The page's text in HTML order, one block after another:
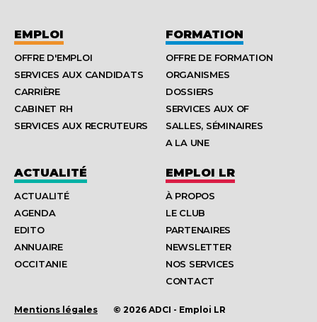
EMPLOI
OFFRE D'EMPLOI
SERVICES AUX CANDIDATS
CARRIÈRE
CABINET RH
SERVICES AUX RECRUTEURS
FORMATION
OFFRE DE FORMATION
ORGANISMES
DOSSIERS
SERVICES AUX OF
SALLES, SÉMINAIRES
A LA UNE
ACTUALITÉ
ACTUALITÉ
AGENDA
EDITO
ANNUAIRE
OCCITANIE
EMPLOI LR
À PROPOS
LE CLUB
PARTENAIRES
NEWSLETTER
NOS SERVICES
CONTACT
Mentions légales © 2026 ADCI - Emploi LR